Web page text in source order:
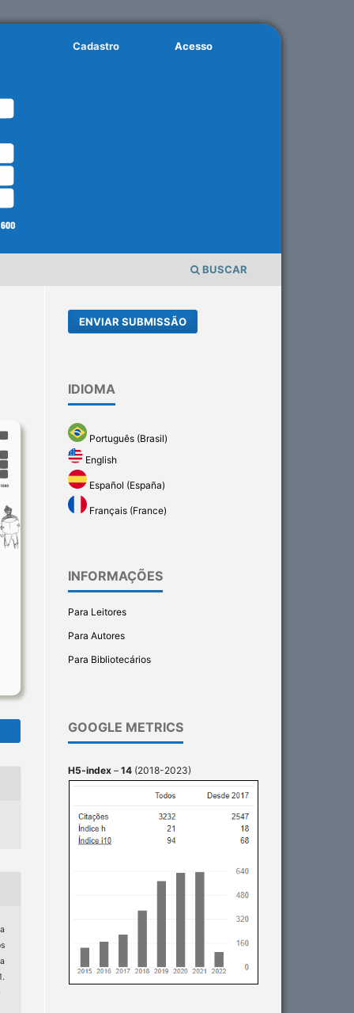
BUSCAR
Cadastro Acesso
ENVIAR SUBMISSÃO
IDIOMA
Português (Brasil)
English
Español (España)
Français (France)
INFORMAÇÕES
Para Leitores
Para Autores
Para Bibliotecários
GOOGLE METRICS
H5-index – 14 (2018-2023)